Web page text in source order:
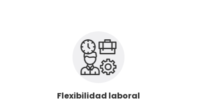
Flexibilidad laboral